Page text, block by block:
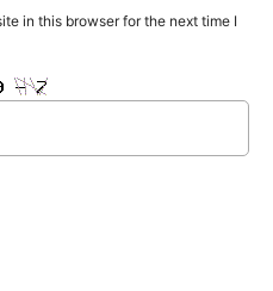
in this browser for the next time I